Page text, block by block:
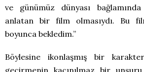
ve günümüz dünyası
anlatan bir film olmasıydı. Bu
boyunca bekledim.”
Böylesine ikonlaşmış bir